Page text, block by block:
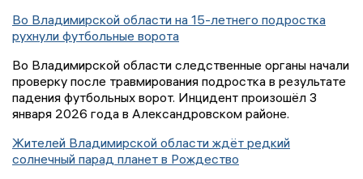
Во Владимирской области на 15-летнего подростка
рухнули футбольные ворота
Во Владимирской области следственные органы начали
проверку после травмирования подростка в результате
падения футбольных ворот. Инцидент произошёл 3
января 2026 года в Александровском районе.
Жителей Владимирской области ждёт редкий
солнечный парад планет в Рождество